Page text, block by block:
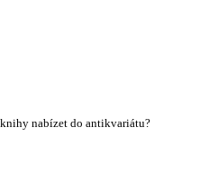
nabízet do antikvariátu?